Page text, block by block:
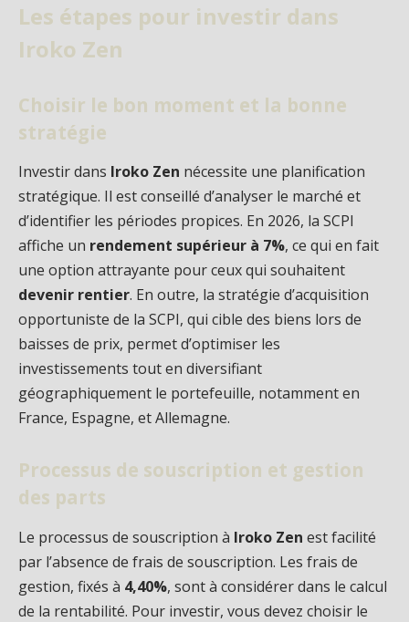
Les étapes pour investir dans
Iroko Zen
Choisir le bon moment et la bonne
stratégie
Investir dans Iroko Zen nécessite une planification
stratégique. Il est conseillé d’analyser le marché et
d’identifier les périodes propices. En 2026, la SCPI
affiche un rendement supérieur à 7%, ce qui en fait
une option attrayante pour ceux qui souhaitent
devenir rentier. En outre, la stratégie d’acquisition
opportuniste de la SCPI, qui cible des biens lors de
baisses de prix, permet d’optimiser les
investissements tout en diversifiant
géographiquement le portefeuille, notamment en
France, Espagne, et Allemagne.
Processus de souscription et gestion
des parts
Le processus de souscription à Iroko Zen est facilité
par l’absence de frais de souscription. Les frais de
gestion, fixés à 4,40%, sont à considérer dans le calcul
de la rentabilité. Pour investir, vous devez choisir le